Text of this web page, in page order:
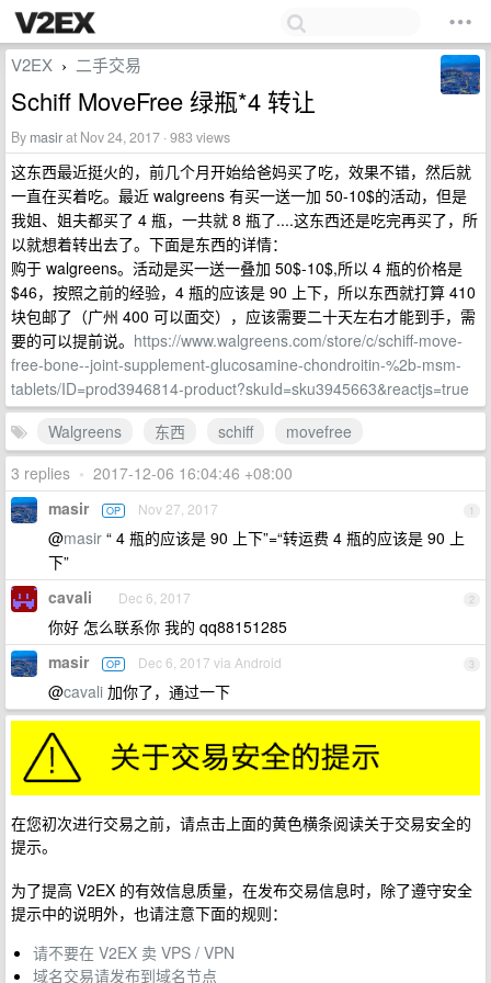
V2EX › 二手交易
Schiff MoveFree 绿瓶*4 转让
By masirat Nov 24, 2017 · 983 views
这东西最近挺火的，前几个月开始给爸妈买了吃，效果不错，然后就
一直在买着吃。最近 walgreens 有买一送一加 50-10$的活动，但是
我姐、姐夫都买了 4 瓶，一共就 8 瓶了....这东西还是吃完再买了，所
以就想着转出去了。下面是东西的详情：
购于 walgreens。活动是买一送一叠加 50$-10$,所以 4 瓶的价格是
$46，按照之前的经验，4 瓶的应该是 90 上下，所以东西就打算 410
块包邮了（广州 400 可以面交），应该需要二十天左右才能到手，需
要的可以提前说。 https://www.walgreens.com/store/c/schiff-move-
free-bone--joint-supplement-glucosamine-chondroitin-%2b-msm-
tablets/ID=prod3946814-product?skuId=sku3945663&reactjs=true
Walgreens
东西 schiff
movefree
3 replies • 2017-12-06 16:04:46 +08:00
1
masir OP Nov 27, 2017
@masir “ 4 瓶的应该是 90 上下”=“转运费 4 瓶的应该是 90 上
下”
2
cavali Dec 6, 2017
你好 怎么联系你 我的 qq88151285
3
masir OP Dec 6, 2017 via Android
@cavali 加你了，通过一下
在您初次进行交易之前，请点击上面的黄色横条阅读关于交易安全的
提示。
为了提高 V2EX 的有效信息质量，在发布交易信息时，除了遵守安全
提示中的说明外，也请注意下面的规则：
请不要在 V2EX 卖 VPS / VPN
域名交易请发布到域名节点